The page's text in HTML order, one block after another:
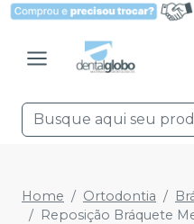
Home Ortodontia
Reposição Bráquete